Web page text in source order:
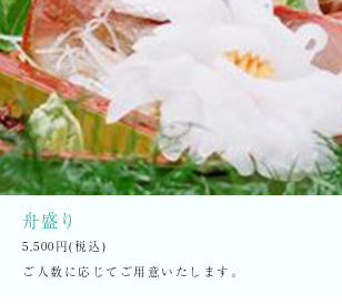
舟盛り
5,500円(税込)
ご人数に応じてご用意いたします。